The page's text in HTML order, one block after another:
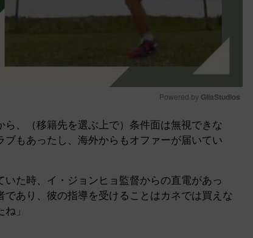
Mute
Powered by GliaStudios
、（移籍先を選ぶ上で）条件面は無視できな
もあったし、海外からもオファーが届いてい
た時、イ・ジョンヒョ監督からの直電があっ
あり、彼の指導を受けることはカネでは買えな
」